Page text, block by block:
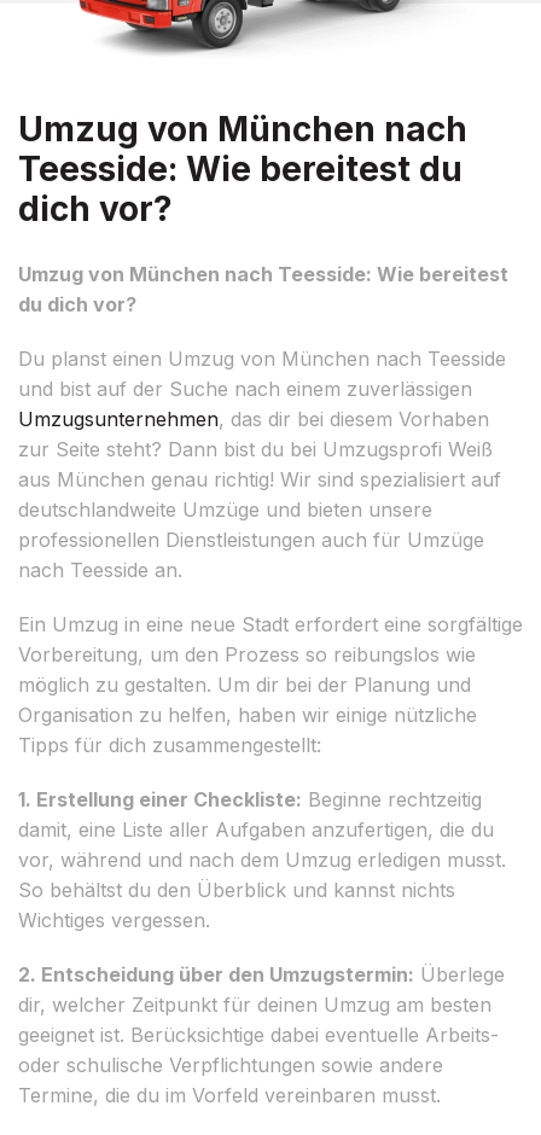
Umzug von München nach
Teesside: Wie bereitest du
dich vor?
Umzug von München nach Teesside: Wie bereitest
du dich vor?
Du planst einen Umzug von München nach Teesside
und bist auf der Suche nach einem zuverlässigen
Umzugsunternehmen, das dir bei diesem Vorhaben
zur Seite steht? Dann bist du bei Umzugsprofi Weiß
aus München genau richtig! Wir sind spezialisiert auf
deutschlandweite Umzüge und bieten unsere
professionellen Dienstleistungen auch für Umzüge
nach Teesside an.
Ein Umzug in eine neue Stadt erfordert eine sorgfältige
Vorbereitung, um den Prozess so reibungslos wie
möglich zu gestalten. Um dir bei der Planung und
Organisation zu helfen, haben wir einige nützliche
Tipps für dich zusammengestellt:
1. Erstellung einer Checkliste: Beginne rechtzeitig
damit, eine Liste aller Aufgaben anzufertigen, die du
vor, während und nach dem Umzug erledigen musst.
So behältst du den Überblick und kannst nichts
Wichtiges vergessen.
2. Entscheidung über den Umzugstermin: Überlege
dir, welcher Zeitpunkt für deinen Umzug am besten
geeignet ist. Berücksichtige dabei eventuelle Arbeits-
oder schulische Verpflichtungen sowie andere
Termine, die du im Vorfeld vereinbaren musst.